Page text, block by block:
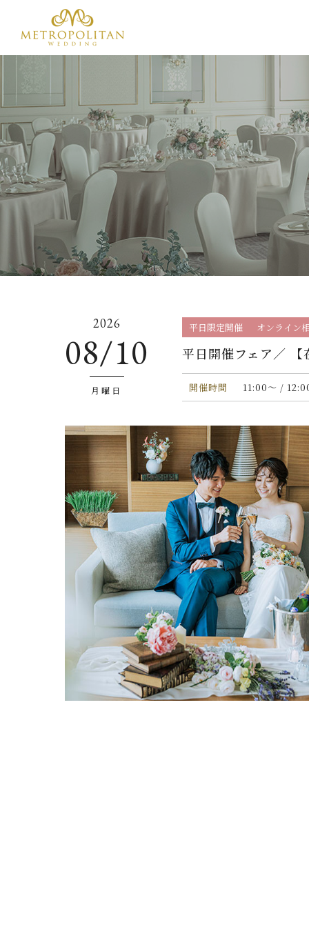
2026
08/10
月曜日
平日限定開催 オンライン
平日開催フェア／
開催時間 11:00〜 /